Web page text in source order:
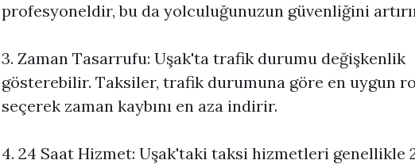
profesyoneldir, bu da yolculuğunuzun güvenliğini
3. Zaman Tasarrufu: Uşak'ta trafik durumu değişkenlik
gösterebilir. Taksiler, trafik durumuna göre en uygun
seçerek zaman kaybını en aza indirir.
4. 24 Saat Hizmet: Uşak'taki taksi hizmetleri genellikle